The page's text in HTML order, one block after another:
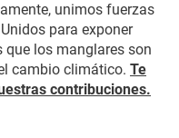
unimos fuerzas
para exponer
que los manglares son
cambio climático. Te
contribuciones.